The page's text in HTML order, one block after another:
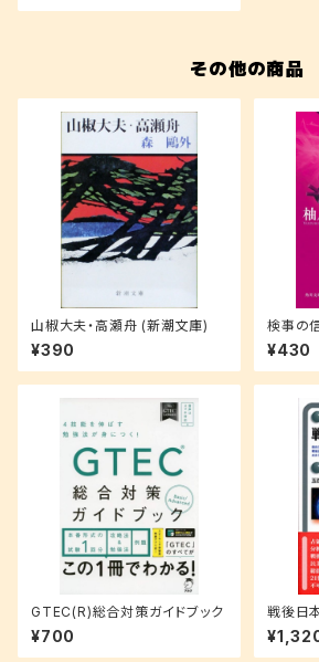
その他の商品
山椒大夫・高瀬舟 (新潮文庫)
¥390
検事の
¥430
GTEC(R)総合対策ガイドブック
¥700
戦後日
(有斐閣